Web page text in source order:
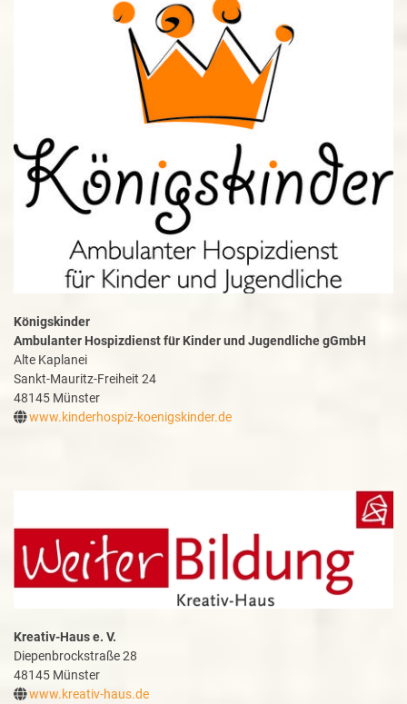
Königskinder
Ambulanter Hospizdienst für Kinder und Jugendliche gGmbH
Alte Kaplanei
Sankt-Mauritz-Freiheit 24
48145 Münster
www.kinderhospiz-koenigskinder.de
Kreativ-Haus e. V.
Diepenbrockstraße 28
48145 Münster
www.kreativ-haus.de